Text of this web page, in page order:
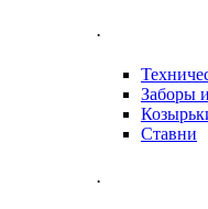
.
Заборы
Ставни
.